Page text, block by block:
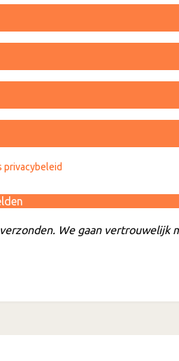
privacybeleid
We gaan vertrouwelijk